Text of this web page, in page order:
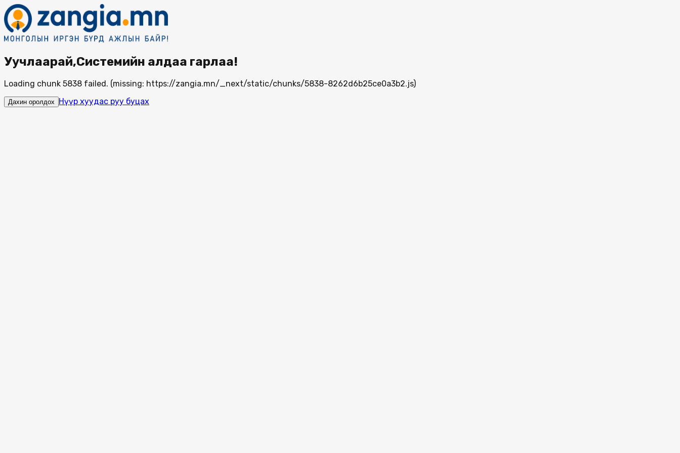
Уучлаарай,Системийн алдаа гарлаа!
Loading chunk 5838 failed. (missing: https://zangia.mn/_next/static/chunks/5838-8262d6b25ce0a3b2.js)
Дахин оролдох Нүүр хуудас руу буцах